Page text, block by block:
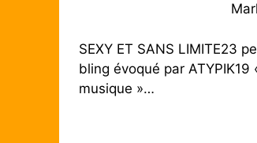
SEXY ET SANS LIMITE23
bling évoqué par
musique »…